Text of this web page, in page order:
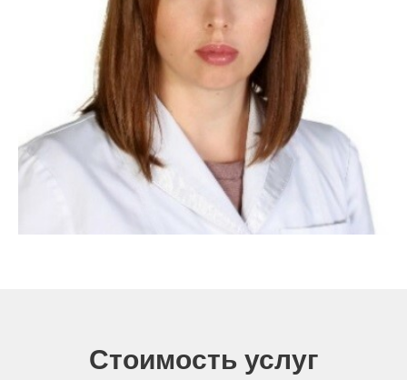
Стоимость услуг